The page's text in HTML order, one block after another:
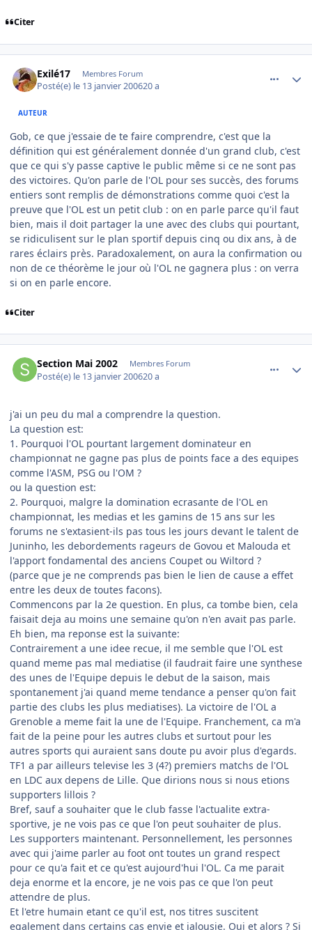
Citer
Exilé17 Membres Forum
Posté(e) le 13 janvier 200620 a
AUTEUR
Gob, ce que j'essaie de te faire comprendre, c'est que la
définition qui est généralement donnée d'un grand club, c'est
que ce qui s'y passe captive le public même si ce ne sont pas
des victoires. Qu'on parle de l'OL pour ses succès, des forums
entiers sont remplis de démonstrations comme quoi c'est la
preuve que l'OL est un petit club : on en parle parce qu'il faut
bien, mais il doit partager la une avec des clubs qui pourtant,
se ridiculisent sur le plan sportif depuis cinq ou dix ans, à de
rares éclairs près. Paradoxalement, on aura la confirmation ou
non de ce théorème le jour où l'OL ne gagnera plus : on verra
si on en parle encore.
Citer
Section Mai 2002 Membres Forum
Posté(e) le 13 janvier 200620 a
j'ai un peu du mal a comprendre la question.
La question est:
1. Pourquoi l'OL pourtant largement dominateur en
championnat ne gagne pas plus de points face a des equipes
comme l'ASM, PSG ou l'OM ?
ou la question est:
2. Pourquoi, malgre la domination ecrasante de l'OL en
championnat, les medias et les gamins de 15 ans sur les
forums ne s'extasient-ils pas tous les jours devant le talent de
Juninho, les debordements rageurs de Govou et Malouda et
l'apport fondamental des anciens Coupet ou Wiltord ?
(parce que je ne comprends pas bien le lien de cause a effet
entre les deux de toutes facons).
Commencons par la 2e question. En plus, ca tombe bien, cela
faisait deja au moins une semaine qu'on n'en avait pas parle.
Eh bien, ma reponse est la suivante:
Contrairement a une idee recue, il me semble que l'OL est
quand meme pas mal mediatise (il faudrait faire une synthese
des unes de l'Equipe depuis le debut de la saison, mais
spontanement j'ai quand meme tendance a penser qu'on fait
partie des clubs les plus mediatises). La victoire de l'OL a
Grenoble a meme fait la une de l'Equipe. Franchement, ca m'a
fait de la peine pour les autres clubs et surtout pour les
autres sports qui auraient sans doute pu avoir plus d'egards.
TF1 a par ailleurs televise les 3 (4?) premiers matchs de l'OL
en LDC aux depens de Lille. Que dirions nous si nous etions
supporters lillois ?
Bref, sauf a souhaiter que le club fasse l'actualite extra-
sportive, je ne vois pas ce que l'on peut souhaiter de plus.
Les supporters maintenant. Personnellement, les personnes
avec qui j'aime parler au foot ont toutes un grand respect
pour ce qu'a fait et ce qu'est aujourd'hui l'OL. Ca me parait
deja enorme et la encore, je ne vois pas ce que l'on peut
attendre de plus.
Et l'etre humain etant ce qu'il est, nos titres suscitent
egalement dans certains cas envie et jalousie. Oui et alors ? Si